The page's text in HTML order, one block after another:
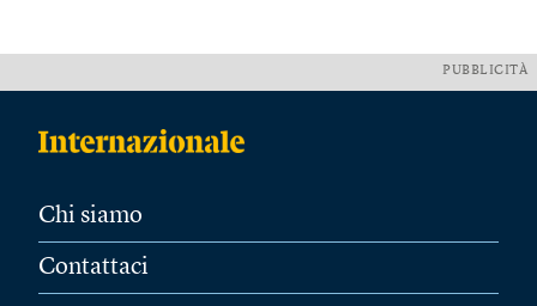
PUBBLICITÀ
Chi siamo
Contattaci